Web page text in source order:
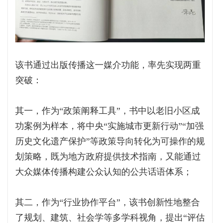
该书通过出版传播这一媒介功能，率先实现两重
突破：
其一，作为“政策阐释工具”，书中以老旧小区成
功案例为样本，将中央“实施城市更新行动”“加强
历史文化遗产保护”等政策导向转化为可操作的规
划策略，既为地方政府提供技术指南，又能通过
大众媒体传播构建公众认知的公共话语体系；
其二，作为“行业协作平台”，该书创新性地整合
了规划、建筑、社会学等多学科视角，提出“评估